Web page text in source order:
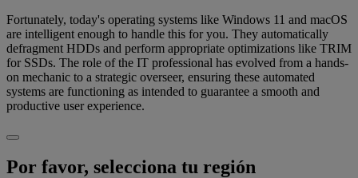
Fortunately, today's operating systems like Windows 11 and macOS
are intelligent enough to handle this for you. They automatically
defragment HDDs and perform appropriate optimizations like TRIM
for SSDs. The role of the IT professional has evolved from a hands-
on mechanic to a strategic overseer, ensuring these automated
systems are functioning as intended to guarantee a smooth and
productive user experience.
Por favor, selecciona tu región